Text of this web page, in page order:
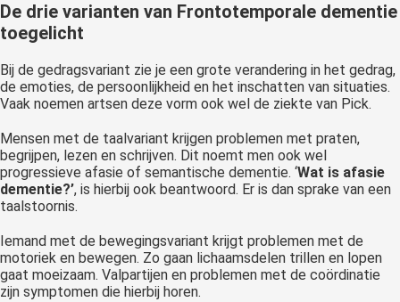
De drie varianten van Frontotemporale dementie
toegelicht
Bij de gedragsvariant zie je een grote verandering in het gedrag,
de emoties, de persoonlijkheid en het inschatten van situaties.
Vaak noemen artsen deze vorm ook wel de ziekte van Pick.
Mensen met de taalvariant krijgen problemen met praten,
begrijpen, lezen en schrijven. Dit noemt men ook wel
progressieve afasie of semantische dementie. ‘Wat is afasie
dementie?’, is hierbij ook beantwoord. Er is dan sprake van een
taalstoornis.
Iemand met de bewegingsvariant krijgt problemen met de
motoriek en bewegen. Zo gaan lichaamsdelen trillen en lopen
gaat moeizaam. Valpartijen en problemen met de coördinatie
zijn symptomen die hierbij horen.